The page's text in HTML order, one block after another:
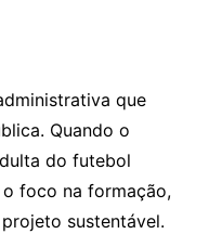
que
Quando o
do futebol
foco na formação,
sustentável.